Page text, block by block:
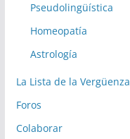
Pseudolingüística
Homeopatía
Astrología
La Lista de la Vergüenza
Foros
Colaborar